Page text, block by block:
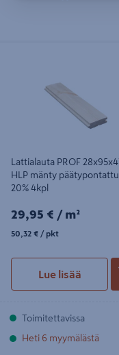
Lattialauta PROF
HLP mänty päätypontattu
20% 4kpl
29,95€/m²
29,95 € / m²
50,32€/pkt
50,32 € / pkt
Lue lisää
Toimitettavissa
Heti 6 myymälästä